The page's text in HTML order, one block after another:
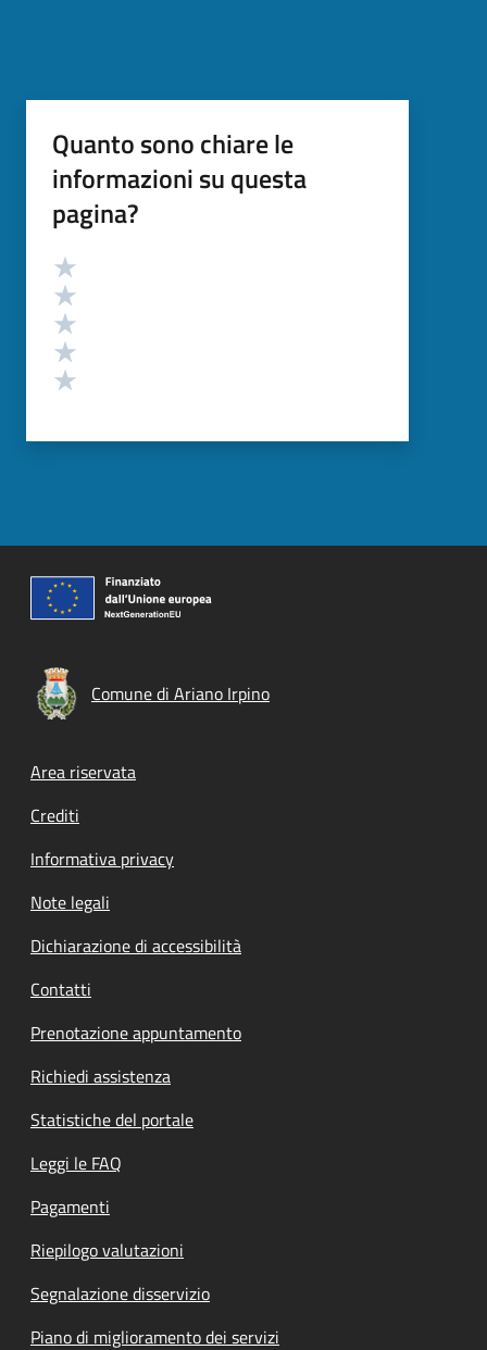
Quanto sono chiare le
informazioni su questa
pagina?
Valutazione
Comune di Ariano Irpino
Footer menu
Area riservata
Crediti
Informativa privacy
Note legali
Dichiarazione di accessibilità
Contatti
Prenotazione appuntamento
Richiedi assistenza
Statistiche del portale
Leggi le FAQ
Pagamenti
Riepilogo valutazioni
Segnalazione disservizio
Piano di miglioramento dei servizi